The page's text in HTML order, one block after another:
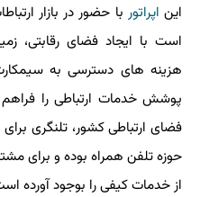
این اپراتور با حضور در بازار
است با ایجاد فضای رقابتی،
هزینه های دسترسی به
پوشش خدمات ارتباطی را فراهم
فضای ارتباطی کشور، تلنگری
حوزه تلفن همراه بوده و برای
از خدمات کیفی را بوجود آورده